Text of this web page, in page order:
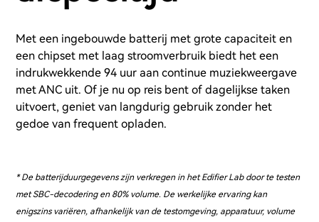
Met een ingebouwde batterij met grote capaciteit en
een chipset met laag stroomverbruik biedt het een
indrukwekkende 94 uur aan continue muziekweergave
met ANC uit. Of je nu op reis bent of dagelijkse taken
uitvoert, geniet van langdurig gebruik zonder het
gedoe van frequent opladen.
* De batterijduurgegevens zijn verkregen in het Edifier Lab door te testen
met SBC-decodering en 80% volume. De werkelijke ervaring kan
enigszins variëren, afhankelijk van de testomgeving, apparatuur, volume